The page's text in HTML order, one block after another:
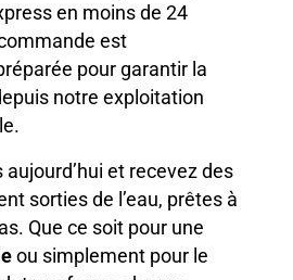
en moins de 24
est
pour garantir la
notre exploitation
et recevez des
sorties de l’eau, prêtes à
Que ce soit pour une
ou simplement pour le